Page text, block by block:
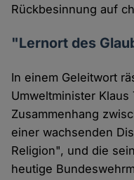
Rückbesinnung auf
"Lernort des
In einem Geleitwort
Umweltminister
Zusammenhang
einer wachsenden
Religion", und die
heutige